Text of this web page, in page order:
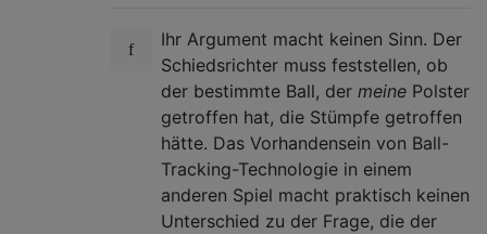
Ihr Argument macht keinen Sinn. Der
Schiedsrichter muss feststellen, ob
der bestimmte Ball, der meine Polster
getroffen hat, die Stümpfe getroffen
hätte. Das Vorhandensein von Ball-
Tracking-Technologie in einem
anderen Spiel macht praktisch keinen
Unterschied zu der Frage, die der